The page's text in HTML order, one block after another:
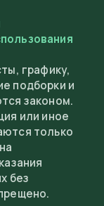
графику,
подборки и
законом.
или иное
только
без